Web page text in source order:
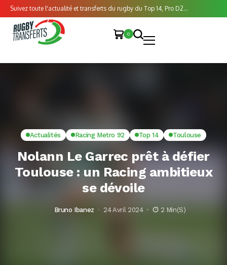
Suivez toute l'actualité et transferts du rugby du Top 14, Pro D2...
0
Actualités Racing Metro 92 Top 14 Toulouse
Nolann Le Garrec prêt à défier
Toulouse : un Racing ambitieux
se dévoile
Bruno Ibanez 24 Avril 2024 2 Min(s)